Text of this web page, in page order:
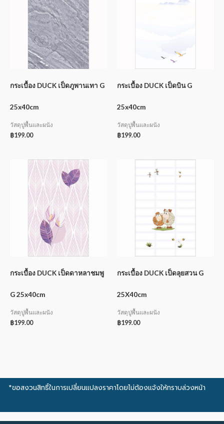
กระเบื้อง DUCK เป็ดภูพานเทา G
25x40cm
วัสดุปูพื้นและผนัง
฿199.00
กระเบื้อง DUCK เป็ดบิน G
25x40cm
วัสดุปูพื้นและผนัง
฿199.00
กระเบื้อง DUCK เป็ดดาหลาชมพู
G 25x40cm
วัสดุปูพื้นและผนัง
฿199.00
กระเบื้อง DUCK เป็ดลุยสวน G
25X40cm
วัสดุปูพื้นและผนัง
฿199.00
*ขอสงวนสิทธิ์ในการเปลี่ยนแปลงราคาโดยไม่ต้องแจ้งให้ทราบล่วงหน้า